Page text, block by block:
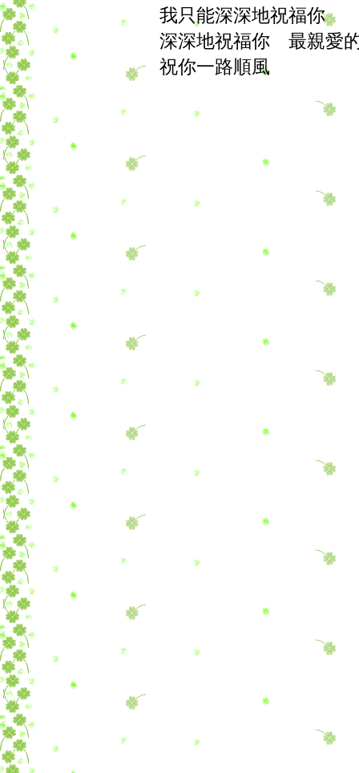
我只能深深地祝福你
深深地祝福你 最親愛
祝你一路順風